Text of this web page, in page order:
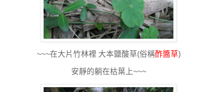
~~~在大片竹林裡 大本鹽酸草(俗稱酢醬草)
安靜的躺在枯葉上~~~